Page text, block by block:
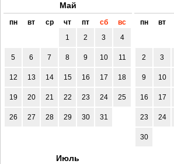
Май
пн вт ср чт пт сб
вс
1
2 3 4
5 6 7 8 9 10 11
12 13 14 15 16 17 18
19 20 21 22 23 24 25
26 27 28 29 30 31
пн вт
2 3
9 10
16 17
23 24
30
Июль